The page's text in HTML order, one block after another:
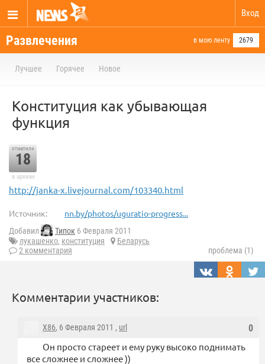
Вход
Развлечения в мою ленту 2679
Лучшее Горячее Новое
Конституция как убывающая
функция
отметили
18
в архиве
http://janka-x.livejournal.com/103340.html
Источник: nn.by/photos/uguratio-progress...
Добавил Типок 6 Февраля 2011
лукашенко, конституция
Беларусь
2 комментария
проблема (1)
Комментарии участников:
0
X86, 6 Февраля 2011 , url
Он просто стареет и ему руку высоко поднимать
все сложнее и сложнее ))